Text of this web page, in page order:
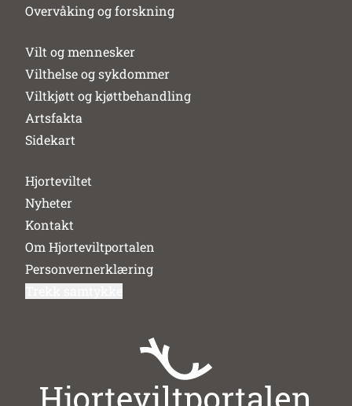
Overvåking og forskning
Vilt og mennesker
Vilthelse og sykdommer
Viltkjøtt og kjøttbehandling
Artsfakta
Sidekart
Hjorteviltet
Nyheter
Kontakt
Om Hjorteviltportalen
Personvernerklæring